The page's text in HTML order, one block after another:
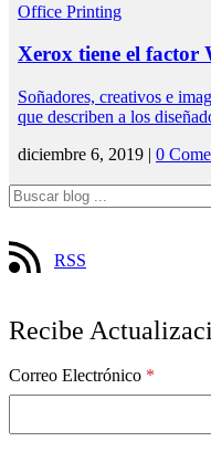
Office Printing
Xerox tiene el
Soñadores, creativos e
que describen a los
diciembre 6, 2019 | 0
RSS
Recibe
Correo Electrónico *